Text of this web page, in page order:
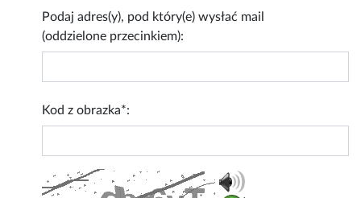
Podaj adres(y), pod który(e) wysłać mail
(oddzielone przecinkiem):
Kod z obrazka*: